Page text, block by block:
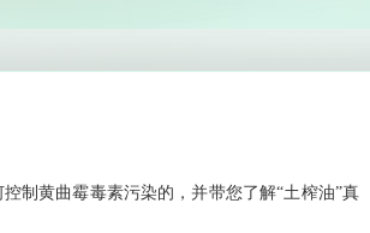
控制黄曲霉毒素污染的，并带您了解“土榨油”真